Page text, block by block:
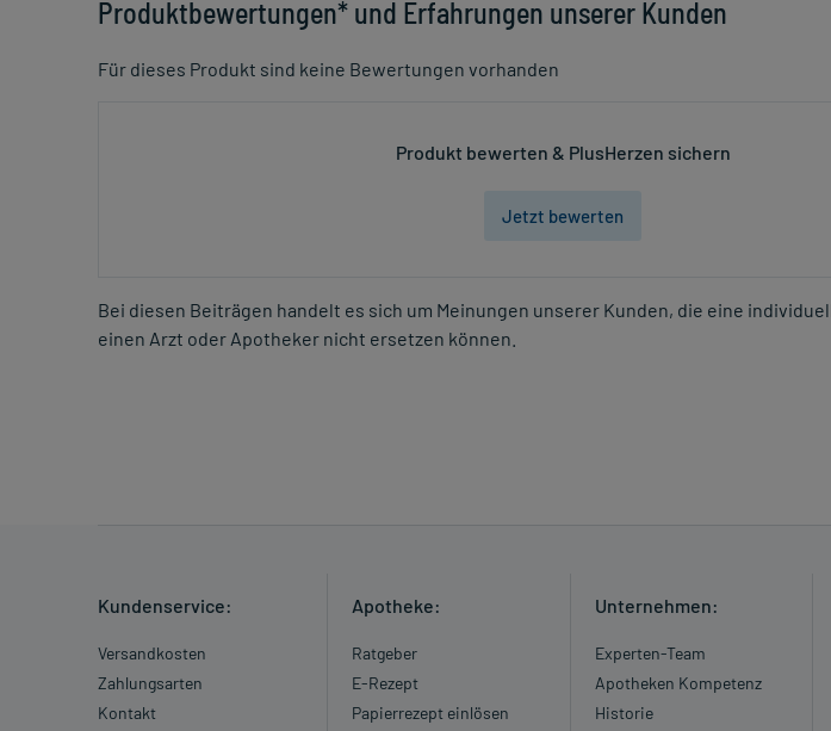
Produktbewertungen* und Erfahrungen unserer Kunden
Für dieses Produkt sind keine Bewertungen vorhanden
Produkt bewerten & PlusHerzen sichern
Jetzt bewerten
Bei diesen Beiträgen handelt es sich um Meinungen unserer Kunden, die eine
einen Arzt oder Apotheker nicht ersetzen können.
Kundenservice:
Versandkosten
Zahlungsarten
Kontakt
Apotheke:
Ratgeber
E-Rezept
Papierrezept einlösen
Unternehmen:
Experten-Team
Apotheken Kompetenz
Historie